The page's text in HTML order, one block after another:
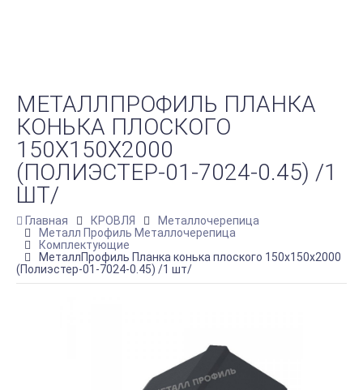
МЕТАЛЛПРОФИЛЬ ПЛАНКА
КОНЬКА ПЛОСКОГО
150Х150Х2000
(ПОЛИЭСТЕР-01-7024-0.45) /1
ШТ/
Главная КРОВЛЯ
Металлочерепица
Металл Профиль Металлочерепица
Комплектующие
МеталлПрофиль Планка конька плоского 150х150х2000
(Полиэстер-01-7024-0.45) /1 шт/